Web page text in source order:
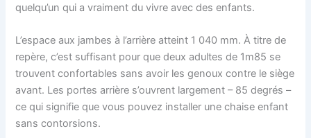
quelqu’un qui a vraiment du vivre avec des enfants.
L’espace aux jambes à l’arrière atteint 1 040 mm. À titre de
repère, c’est suffisant pour que deux adultes de 1m85 se
trouvent confortables sans avoir les genoux contre le siège
avant. Les portes arrière s’ouvrent largement – 85 degrés –
ce qui signifie que vous pouvez installer une chaise enfant
sans contorsions.